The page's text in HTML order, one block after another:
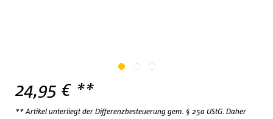
24,95 € **
** Artikel unterliegt der Differenzbesteuerung gem. § 25a UStG. Daher